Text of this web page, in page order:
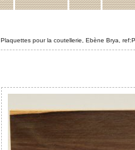
Plaquettes pour la coutellerie, Ebène Brya,